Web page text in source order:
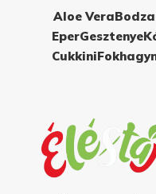
Aloe VeraBodza
EperGesztenye
Cukkini